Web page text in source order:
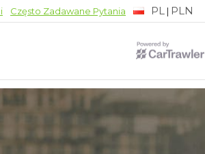
Często Zadawane Pytania PL| PLN